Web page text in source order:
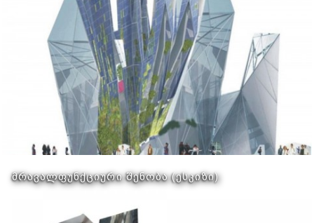
ᲛᲠᲐᲕᲐᲚᲤᲣᲜᲥᲪᲘᲣᲠᲘ ᲨᲔᲜᲝᲑᲐ (ᲔᲡᲙᲘᲖᲘ)